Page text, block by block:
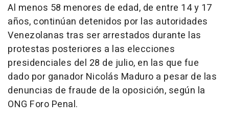
Al menos 58 menores de edad, de entre 14 y 17
años, continúan detenidos por las autoridades
Venezolanas tras ser arrestados durante las
protestas posteriores a las elecciones
presidenciales del 28 de julio, en las que fue
dado por ganador Nicolás Maduro a pesar de las
denuncias de fraude de la oposición, según la
ONG Foro Penal.